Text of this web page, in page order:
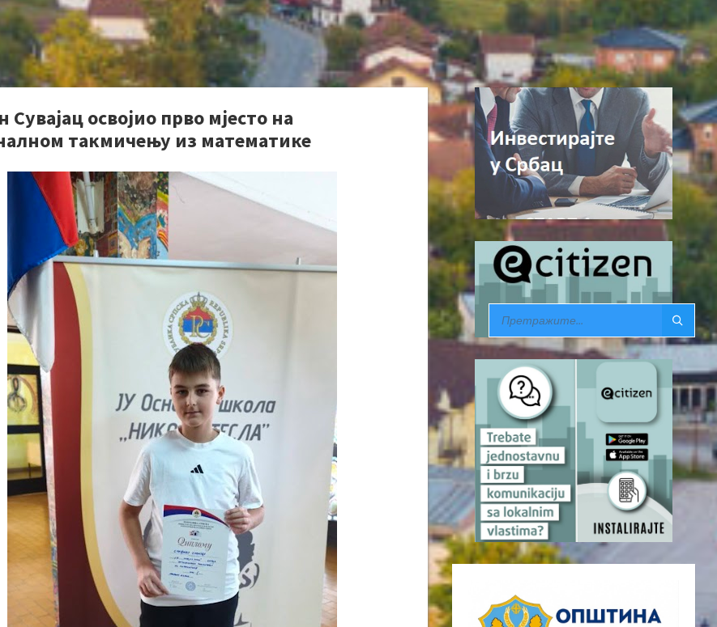
Сувајац освојио прво мјесто на
такмичењу из математике